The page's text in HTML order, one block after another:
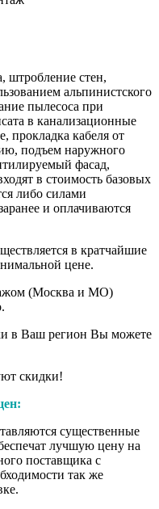
штробление стен,
альпинистского
пылесоса при
в канализационные
прокладка кабеля от
подъем наружного
фасад,
в стоимость базовых
либо силами
и оплачиваются
в кратчайшие
цене.
(Москва и МО)
в Ваш регион Вы можете
скидки!
существенные
лучшую цену на
поставщика с
так же